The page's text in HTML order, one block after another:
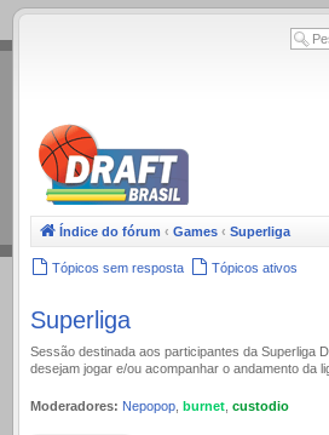
.
Índice do fórum ‹ Games ‹ Superliga
Tópicos sem resposta Tópicos ativos
Superliga
Sessão destinada aos participantes da Superliga
desejam jogar e/ou acompanhar o andamento da
Moderadores: Nepopop burnet custodio